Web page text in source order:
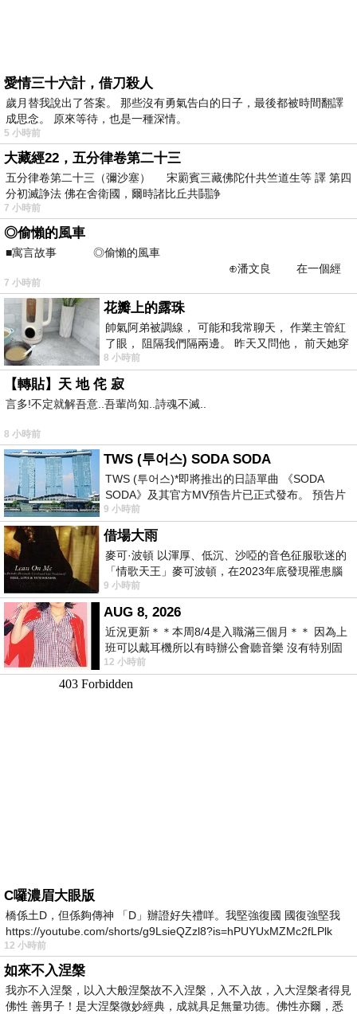
愛情三十六計，借刀殺人
歲月替我說出了答案。 那些沒有勇氣告白的日子，最後都被時間翻譯
成思念。 原來等待，也是一種深情。
5 小時前
大藏經22，五分律卷第二十三
五分律卷第二十三（彌沙塞） 宋罽賓三藏佛陀什共竺道生等 譯 第四
分初滅諍法 佛在舍衛國，爾時諸比丘共鬪諍
7 小時前
◎偷懶的風車
■寓言故事 ◎偷懶的風車
⊕潘文良 在一個經
常颳風的山丘上—&m
7 小時前
花瓣上的露珠
帥氣阿弟被調線， 可能和我常聊天， 作業主管紅
了眼， 阻隔我們隔兩邊。 昨天又問他， 前天她穿
什麼顏色衣服， 不經
8 小時前
【轉貼】天 地 侘 寂
言多!不定就解吾意..吾輩尚知..詩魂不滅..
8 小時前
TWS (투어스) SODA SODA
TWS (투어스)*即將推出的日語單曲 《SODA
SODA》及其官方MV預告片已正式發布。 預告片
一經發布， 就引發了粉絲們對這次夏季回
9 小時前
借場大雨
麥可·波頓 以渾厚、低沉、沙啞的音色征服歌迷的
「情歌天王」麥可波頓，在2023年底發現罹患腦
瘤「祈禱早日康復，一切都好」。
9 小時前
AUG 8, 2026
近況更新＊＊本周8/4是入職滿三個月＊＊ 因為上
班可以戴耳機所以有時辦公會聽音樂 沒有特別固
定哪天但就是一周某一天會固定聽'90
12 小時前
C囉濃眉大眼版
橋係土D，但係夠傳神 「D」辦證好失禮咩。我堅強復國 國復強堅我
https://youtube.com/shorts/g9LsieQZzl8?is=hPUYUxMZMc2fLPlk
12 小時前
如來不入涅槃
我亦不入涅槃，以入大般涅槃故不入涅槃，入不入故，入大涅槃者得見
佛性 善男子！是大涅槃微妙經典，成就具足無量功德。佛性亦爾，悉